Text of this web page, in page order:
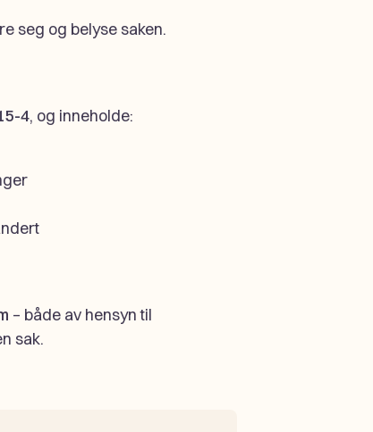
seg og belyse saken.
4, og inneholde:
– både av hensyn til
sak.